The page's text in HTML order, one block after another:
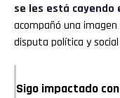
se les está cayendo
acompañó una
disputa política y
Sigo impactado